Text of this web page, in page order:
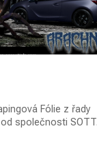
WrapEssentials od společnosti SOTT.